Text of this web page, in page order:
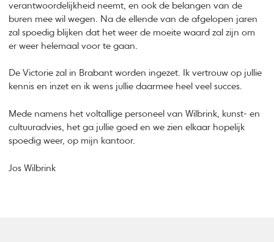
verantwoordelijkheid neemt, en ook de belangen van de
buren mee wil wegen. Na de ellende van de afgelopen jaren
zal spoedig blijken dat het weer de moeite waard zal zijn om
er weer helemaal voor te gaan.
De Victorie zal in Brabant worden ingezet. Ik vertrouw op jullie
kennis en inzet en ik wens jullie daarmee heel veel succes.
Mede namens het voltallige personeel van Wilbrink, kunst- en
cultuuradvies, het ga jullie goed en we zien elkaar hopelijk
spoedig weer, op mijn kantoor.
Jos Wilbrink